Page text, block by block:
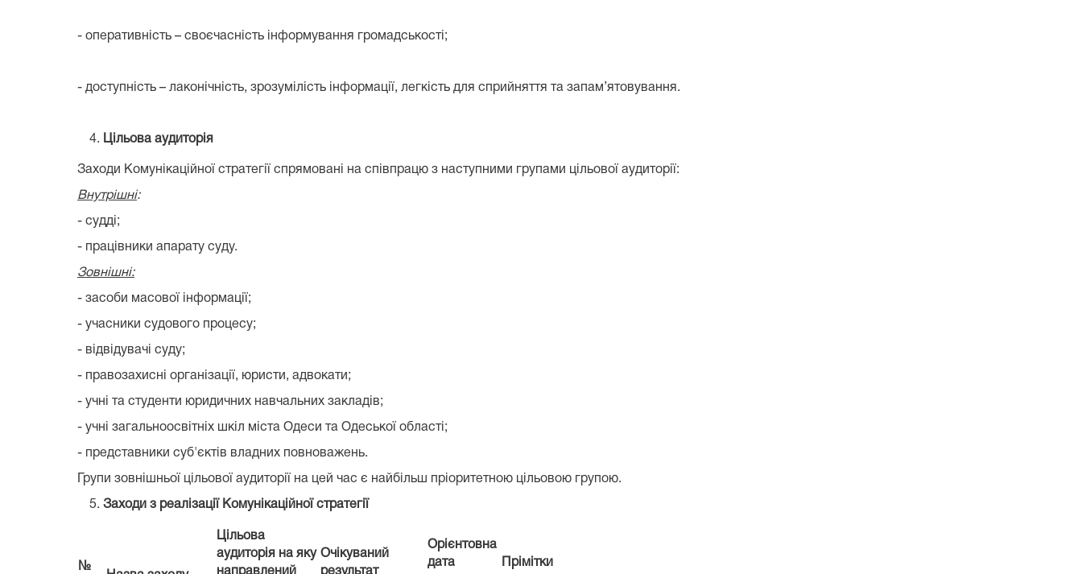
- оперативність – своєчасність інформування громадськості;
- доступність – лаконічність, зрозумілість інформації, легкість для сприйняття та запам’ятовування.
Цільова аудиторія
Заходи Комунікаційної стратегії спрямовані на співпрацю з наступними групами цільової аудиторії:
Внутрішні:
- судді;
- працівники апарату суду.
Зовнішні:
- засоби масової інформації;
- учасники судового процесу;
- відвідувачі суду;
- правозахисні організації, юристи, адвокати;
- учні та студенти юридичних навчальних закладів;
- учні загальноосвітніх шкіл міста Одеси та Одеської області;
- представники суб'єктів владних повноважень.
Групи зовнішньої цільової аудиторії на цей час є найбільш пріоритетною цільовою групою.
Заходи з реалізації Комунікаційної стратегії
№
Цільова
аудиторія на яку
направлений
Очікуваний
результат
Орієнтовна
дата
Прімітки